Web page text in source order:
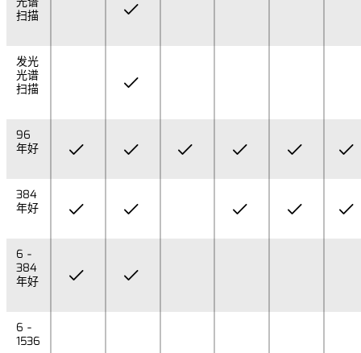
扫描
发光
光谱
扫描
96
年好
384
年好
6 -
384
年好
6 -
1536